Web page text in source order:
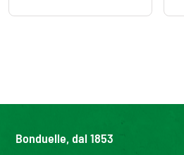
Bonduelle, dal 1853